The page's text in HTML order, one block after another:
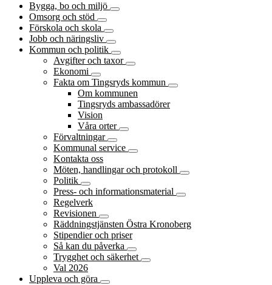
Bygga, bo och miljö
Omsorg och stöd
Förskola och skola
Jobb och näringsliv
Kommun och politik
Avgifter och taxor
Ekonomi
Fakta om Tingsryds kommun
Om kommunen
Tingsryds ambassadörer
Vision
Våra orter
Förvaltningar
Kommunal service
Kontakta oss
Möten, handlingar och protokoll
Politik
Press- och informationsmaterial
Regelverk
Revisionen
Räddningstjänsten Östra Kronoberg
Stipendier och priser
Så kan du påverka
Trygghet och säkerhet
Val 2026
Uppleva och göra